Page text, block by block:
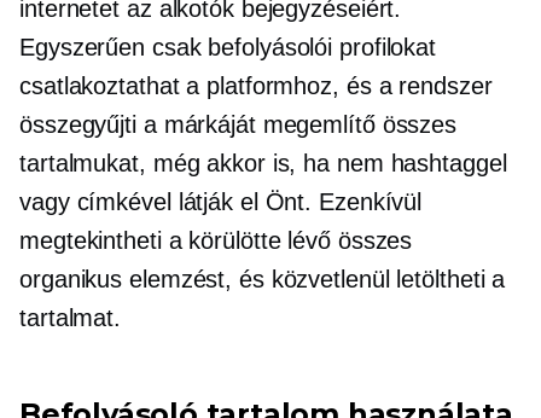
internetet az alkotók bejegyzéseiért.
Egyszerűen csak befolyásolói profilokat
csatlakoztathat a platformhoz, és a rendszer
összegyűjti a márkáját megemlítő összes
tartalmukat, még akkor is, ha nem hashtaggel
vagy címkével látják el Önt. Ezenkívül
megtekintheti a körülötte lévő összes
organikus elemzést, és közvetlenül letöltheti a
tartalmat.